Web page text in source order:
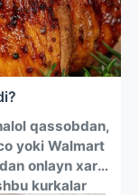
qassobdan,
yoki Walmart
onlayn xarid
kurkalar